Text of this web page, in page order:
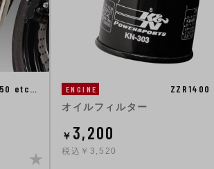
etc… ENGINE
オイルフィルター
￥ 3,200
税込￥3,520